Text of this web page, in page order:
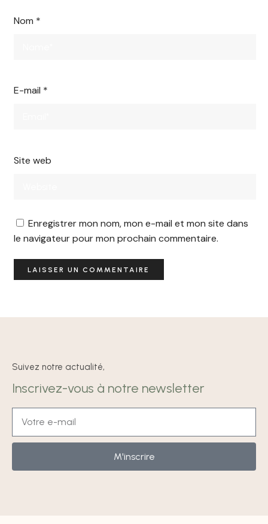
Nom *
E-mail *
Site web
Enregistrer mon nom, mon e-mail et mon site dans
le navigateur pour mon prochain commentaire.
Suivez notre actualité,
Inscrivez-vous à notre newsletter
M'inscrire